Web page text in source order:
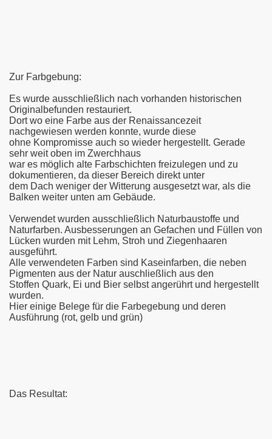
Zur Farbgebung:
Es wurde ausschließlich nach vorhanden historischen
Originalbefunden restauriert.
Dort wo eine Farbe aus der Renaissancezeit
nachgewiesen werden konnte, wurde diese
ohne Kompromisse auch so wieder hergestellt. Gerade
sehr weit oben im Zwerchhaus
war es möglich alte Farbschichten freizulegen und zu
dokumentieren, da dieser Bereich direkt unter
dem Dach weniger der Witterung ausgesetzt war, als die
Balken weiter unten am Gebäude.
Verwendet wurden ausschließlich Naturbaustoffe und
Naturfarben. Ausbesserungen an Gefachen und Füllen von
Lücken wurden mit Lehm, Stroh und Ziegenhaaren
ausgeführt.
Alle verwendeten Farben sind Kaseinfarben, die neben
Pigmenten aus der Natur auschließlich aus den
Stoffen Quark, Ei und Bier selbst angerührt und hergestellt
wurden.
Hier einige Belege für die Farbegebung und deren
Ausführung (rot, gelb und grün)
Das Resultat: